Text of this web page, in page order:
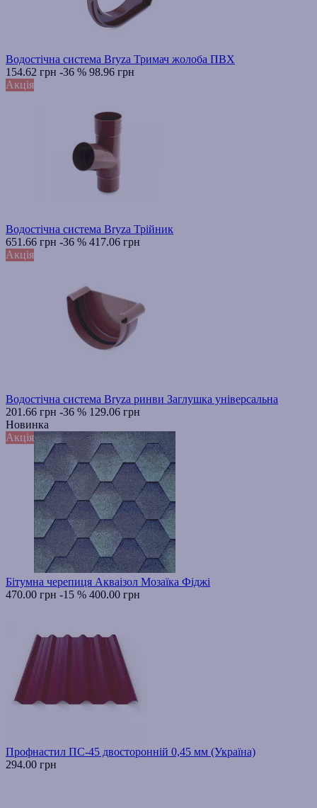
Водостічна система Bryza Тримач жолоба ПВХ
154.62 грн -36 % 98.96 грн
Акція
Водостічна система Bryza Трійник
651.66 грн -36 % 417.06 грн
Акція
Водостічна система Bryza ринви Заглушка універсальна
201.66 грн -36 % 129.06 грн
Новинка
Акція
Бітумна черепиця Акваізол Мозаїка Фіджі
470.00 грн -15 % 400.00 грн
Профнастил ПС-45 двосторонній 0,45 мм (Україна)
294.00 грн